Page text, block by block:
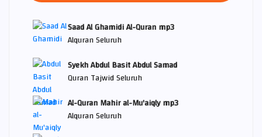
Saad Al Ghamidi Al-Quran mp3
Alquran Seluruh
Syekh Abdul Basit Abdul Samad
Quran Tajwid Seluruh
Al-Quran Mahir al-Mu'aiqly mp3
Alquran Seluruh